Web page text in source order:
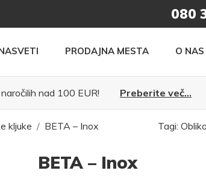
080
PRODAJNA MESTA O NAS
nad 100 EUR! Preberite več...
kljuke BETA – Inox Tagi:
BETA – Inox